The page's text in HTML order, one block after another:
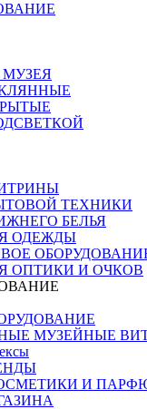
ТЕХНИКИ
БЕЛЬЯ
ОДЕЖДЫ
ОПТИКИ И ОЧКОВ
МУЗЕЙНЫЕ
И